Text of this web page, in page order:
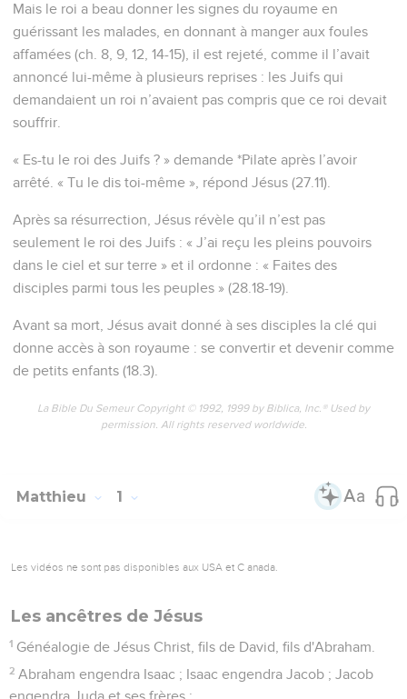
Mais le roi a beau donner les signes du royaume en
guérissant les malades, en donnant à manger aux foules
affamées (ch. 8, 9, 12, 14-15), il est rejeté, comme il l’avait
annoncé lui-même à plusieurs reprises : les Juifs qui
demandaient un roi n’avaient pas compris que ce roi devait
souffrir.
« Es-tu le roi des Juifs ? » demande *Pilate après l’avoir
arrêté. « Tu le dis toi-même », répond Jésus (27.11).
Après sa résurrection, Jésus révèle qu’il n’est pas
seulement le roi des Juifs : « J’ai reçu les pleins pouvoirs
dans le ciel et sur terre » et il ordonne : « Faites des
disciples parmi tous les peuples » (28.18-19).
Avant sa mort, Jésus avait donné à ses disciples la clé qui
donne accès à son royaume : se convertir et devenir comme
de petits enfants (18.3).
La Bible Du Semeur Copyright © 1992, 1999 by Biblica, Inc.® Used by
permission. All rights reserved worldwide.
Matthieu 1
Les vidéos ne sont pas disponibles aux USA et C anada.
Les ancêtres de Jésus
1 Généalogie de Jésus Christ, fils de David, fils d'Abraham.
2 Abraham engendra Isaac ; Isaac engendra Jacob ; Jacob
engendra Juda et ses frères ;